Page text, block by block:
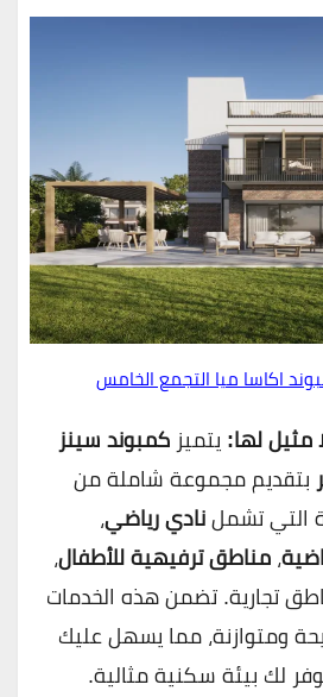
اكاسا ميا التجمع الخامس
مثيل لها:يتميز كمبوند سينز
بتقديم مجموعة شاملة من
التي تشملنادي رياضي،
،مناطق ترفيهية للأطفال،
تجارية. تضمن هذه الخدمات
ومتوازنة، مما يسهل عليك
لك بيئة سكنية مثالية.